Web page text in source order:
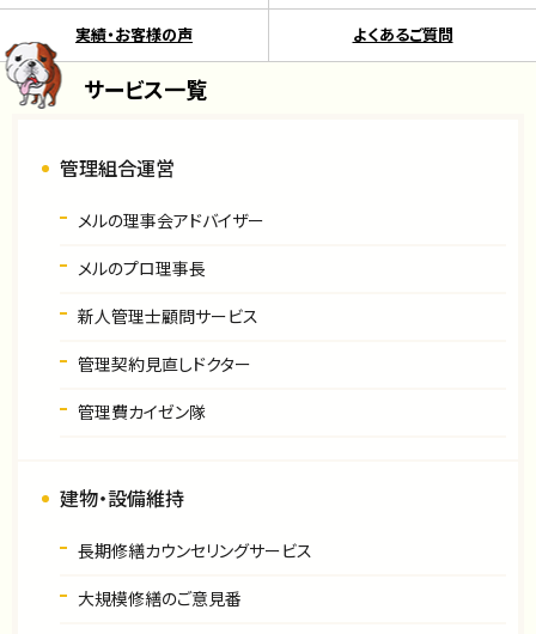
実績・お客様の声 よくあるご質問
サービス一覧
管理組合運営
メルの理事会アドバイザー
メルのプロ理事長
新人管理士顧問サービス
管理契約見直しドクター
管理費カイゼン隊
建物・設備維持
長期修繕カウンセリングサービス
大規模修繕のご意見番